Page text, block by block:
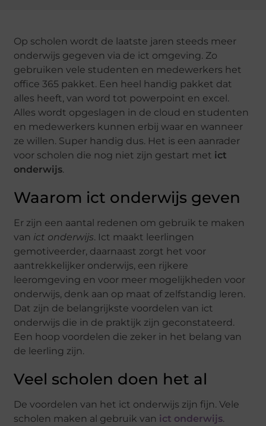
Op scholen wordt de laatste jaren steeds meer
onderwijs gegeven via de ict omgeving. Zo
gebruiken vele studenten en medewerkers het
office 365 pakket. Een heel handig pakket dat
alles heeft, van word tot powerpoint en excel.
Alles wordt opgeslagen in de cloud en studenten
en medewerkers kunnen erbij waar en wanneer
ze willen. Super handig dus. Het is een aanrader
voor scholen die nog niet zijn gestart met ict
onderwijs.
Waarom ict onderwijs geven
Er zijn een aantal redenen om gebruik te maken
van ict onderwijs. Ict maakt leerlingen
gemotiveerder, daarnaast zorgt het voor
aantrekkelijker onderwijs, een rijkere
leeromgeving en voor meer mogelijkheden voor
onderwijs, denk aan op maat of zelfstandig leren.
Dat zijn de belangrijkste voordelen van ict
onderwijs die in de praktijk zijn geconstateerd.
Een hoop voordelen die zeker in het belang van
de leerling zijn.
Veel scholen doen het al
De voordelen van het ict onderwijs zijn fijn. Vele
scholen maken al gebruik van ict onderwijs.